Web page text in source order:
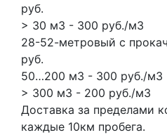
руб.
> 30 м3 - 300 руб./м3
28-52-метровый с
руб.
50…200 м3 - 300 руб./м3
> 300 м3 - 200 руб./м3
Доставка за пределами
каждые 10км пробега.